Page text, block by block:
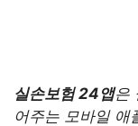
실손보험 24앱은
어주는 모바일 애